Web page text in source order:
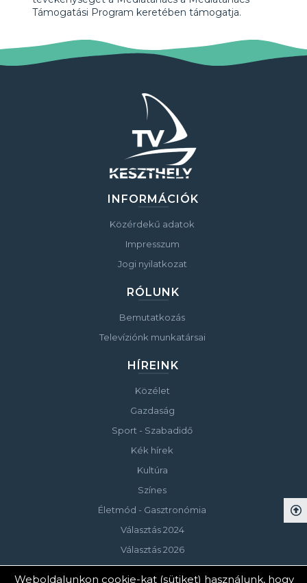
Támogatási Program keretében támogatja.
INFORMÁCIÓK
Közérdekű adatok
Impresszum
Jogi nyilatkozat
RÓLUNK
Bemutatkozás
Televíziónk munkatársai
HÍREINK
Közélet
Gazdaság
Sport - Szabadidő
Kék hírek
Kultúra
Színes
Életmód - Gasztronómia
Választás 2024
Választás 2026
Weboldalunkon cookie-kat (sütiket) használunk, hogy